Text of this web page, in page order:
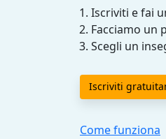
Iscriviti e fai
Facciamo un
Scegli un
Iscriviti
Come funziona